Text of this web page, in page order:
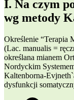
I. Na czym
wg metody
Określenie “Terapia
(Lac. manualis =
określana mianem
Nordyckim
Kaltenborna-
dysfunkcji